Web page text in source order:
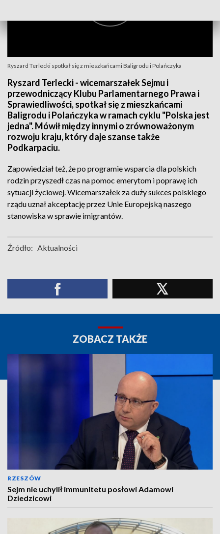
Ryszard Terlecki spotkał się z mieszkańcami Baligrodu i Polańczyka
Ryszard Terlecki - wicemarszałek Sejmu i
przewodniczący Klubu Parlamentarnego Prawa i
Sprawiedliwości, spotkał się z mieszkańcami
Baligrodu i Polańczyka w ramach cyklu "Polska jest
jedna". Mówił między innymi o zrównoważonym
rozwoju kraju, który daje szanse także
Podkarpaciu.
Zapowiedział też, że po programie wsparcia dla polskich
rodzin przyszedł czas na pomoc emerytom i poprawę ich
sytuacji życiowej. Wicemarszałek za duży sukces polskiego
rządu uznał akceptację przez Unie Europejską naszego
stanowiska w sprawie imigrantów.
Źródło: Aktualności
ZOBACZ TAKŻE
RZESZÓW
Sejm nie uchylił immunitetu posłowi Adamowi
Dziedzicowi